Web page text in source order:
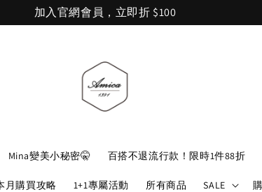
加入官網會員，立即折 $100
Mina變美小秘密🤫 百搭不退流行款！限時1件88折
購買攻略 1+1專屬活動 所有商品 SALE